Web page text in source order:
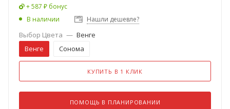
+ 587 ₽ бонус
В наличии
Нашли дешевле?
Выбор Цвета — Венге
Венге
Сонома
КУПИТЬ В 1 КЛИК
ПОМОЩЬ В ПЛАНИРОВАНИИ